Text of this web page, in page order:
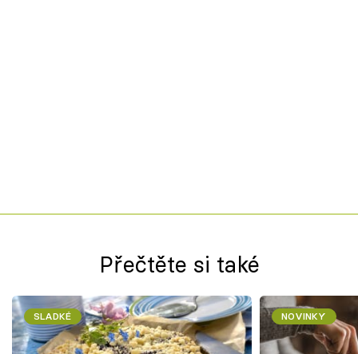
Přečtěte si také
SLADKÉ NOVINKY